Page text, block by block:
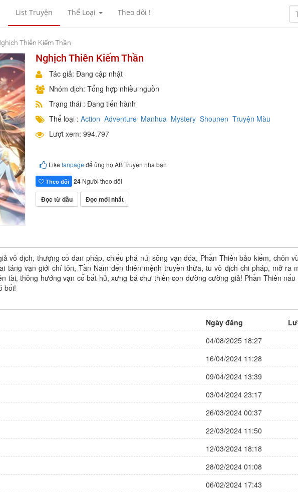
List Truyện Thể Loại Theo dõi !
Thiên Kiếm Thần
Nghịch Thiên Kiếm Thần
Tác giả: Đang cập nhật
Nhóm dịch: Tổng hợp nhiều nguồn
Trạng thái : Đang tiến hành
Thể loại : Action Adventure Manhua Mystery Shounen Truyện Màu
Lượt xem: 994.797
Like fanpage để ủng hộ AB Truyện nha bạn
Theo dõi 24 Người theo dõi
Đọc từ đầu Đọc mới nhất
vô địch, thượng cổ đan pháp, chiếu phá núi sông vạn đóa, Phần Thiên bảo kiếm, chôn
táng vạn giới chí tôn, Tần Nam đến thiên mệnh truyền thừa, tu vô địch chi pháp, mở ra
tài, thông hướng vạn cổ bất hủ, xưng bá chư thiên con đường cường giả! Phần Thiên nấu
bối!
Ngày đăng
04/08/2025 18:27
16/04/2024 11:28
09/04/2024 13:39
03/04/2024 23:17
26/03/2024 00:37
22/03/2024 11:50
12/03/2024 18:18
28/02/2024 01:08
06/02/2024 17:43
Luân Hồi Khốn Khiếp
Tác giả: Đang cập nhật
Đánh giá:9 điêm
Update:Chapter 81